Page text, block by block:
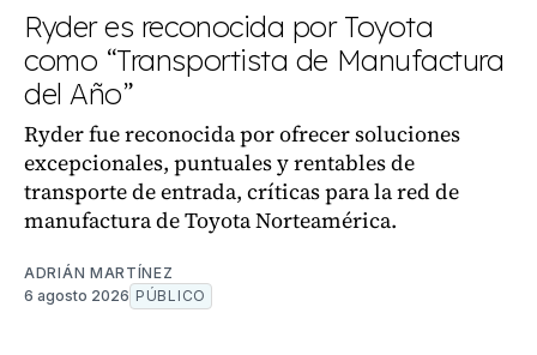
Ryder es reconocida por Toyota
como “Transportista de Manufactura
del Año”
Ryder fue reconocida por ofrecer soluciones
excepcionales, puntuales y rentables de
transporte de entrada, críticas para la red de
manufactura de Toyota Norteamérica.
ADRIÁN MARTÍNEZ
6 agosto 2026 PÚBLICO